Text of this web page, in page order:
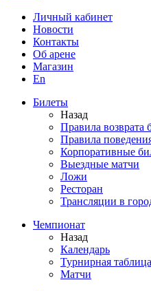
Личный кабинет
Новости
Контакты
Об арене
Магазин
En
Билеты
Назад
Правила возврата
Правила
Корпоративные
Выездные матчи
Ложи
Ресторан
Трансляции в
Чемпионат
Назад
Календарь
Турнирная таблица
Матчи